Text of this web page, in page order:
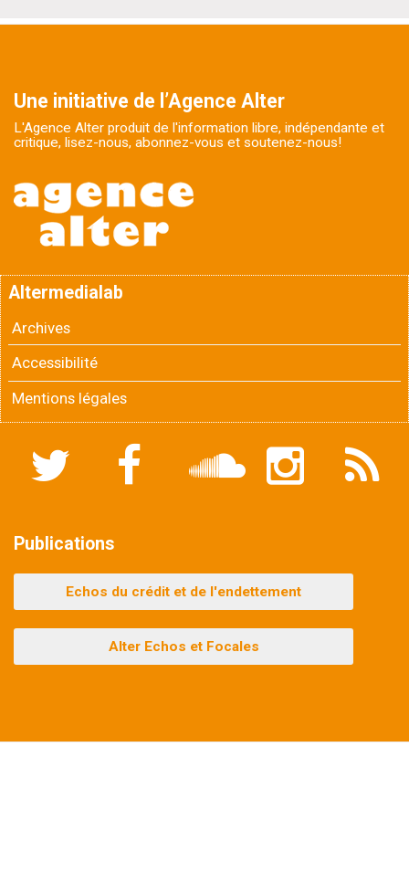
Une initiative de l’Agence Alter
L'Agence Alter produit de l'information libre, indépendante et
critique, lisez-nous, abonnez-vous et soutenez-nous!
Altermedialab
Archives
Accessibilité
Mentions légales
Facebook Soundcloud Instagram
RSS
Publications
Echos du crédit et de l'endettement
Alter Echos et Focales